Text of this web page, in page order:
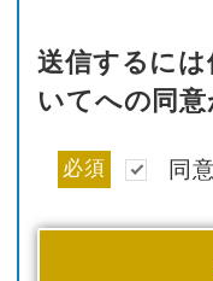
送信するに
いてへの同意
必須 同